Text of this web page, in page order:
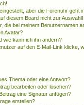
aber die Forenuhr geht
diesem Board nicht zur Auswahl!
die bei meinem Benutzernamen
Avatar?
wie kann ich ihn ändern?
auf den E-Mail-Link klicke,
Thema oder eine Antwort?
bearbeiten oder löschen?
eine Signatur anfügen?
erstellen?